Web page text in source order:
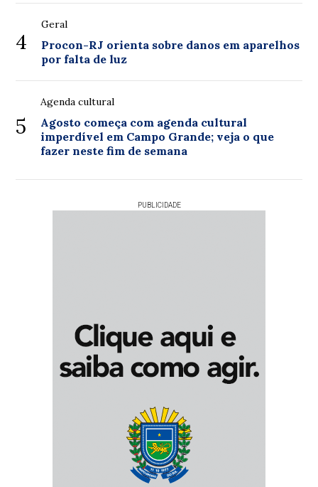
4
Geral
Procon-RJ orienta sobre danos em aparelhos
por falta de luz
5
Agenda cultural
Agosto começa com agenda cultural
imperdível em Campo Grande; veja o que
fazer neste fim de semana
PUBLICIDADE